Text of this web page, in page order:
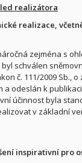
realizátora
realizace,
zejména s
schválen
č. 111/2009 Sb., o
odeslán k
účinnost byla
v základní
inspirativní pro